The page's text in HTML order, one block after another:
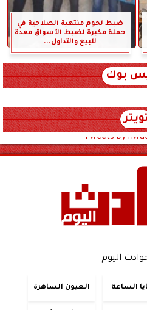
ضبط لحوم منتهية الصلاحية في
حملة مكبرة لضبط الأسواق معدة
للبيع والتداول...
بوك
Tweets by
اليوم
الساعة العيون الساهرة